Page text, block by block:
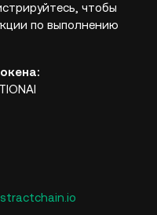
чтобы
по выполнению